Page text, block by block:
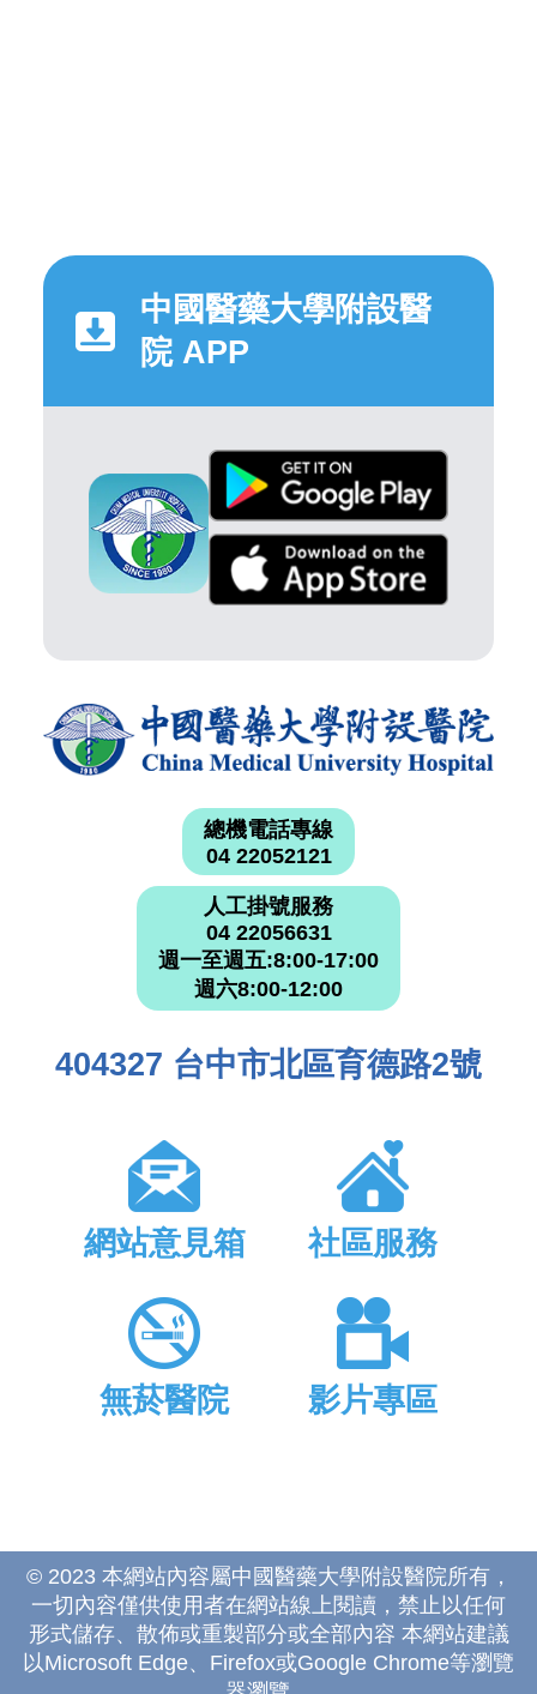
中國醫藥大學附設醫
院 APP
總機電話專線
04 22052121
人工掛號服務
04 22056631
週一至週五:8:00-17:00
週六8:00-12:00
404327 台中市北區育德路2號
網站意見箱 社區服務
無菸醫院 影片專區
© 2023 本網站內容屬中國醫藥大學附設醫院所有，
一切內容僅供使用者在網站線上閱讀，禁止以任何
形式儲存、散佈或重製部分或全部內容 本網站建議
以Microsoft Edge、Firefox或Google Chrome等瀏覽